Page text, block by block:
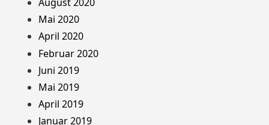
Mai 2020
April 2020
Februar 2020
Juni 2019
Mai 2019
April 2019
Januar 2019